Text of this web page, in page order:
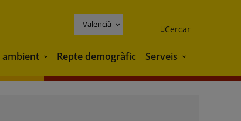
Valencià Cercar
ambient Medi ambient
Repte demogràfic Serveis Serveis